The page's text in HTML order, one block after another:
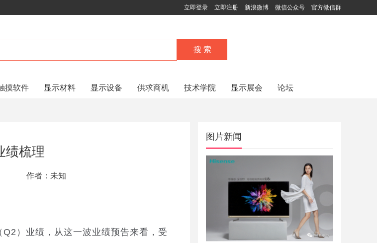
立即登录 立即注册 新浪微博 微信公众号 官方微信群
摸软件 显示材料 显示设备 供求商机 技术学院 显示展会 论坛
绩梳理
作者：未知
）业绩，从这一波业绩预告来看，受
图片新闻